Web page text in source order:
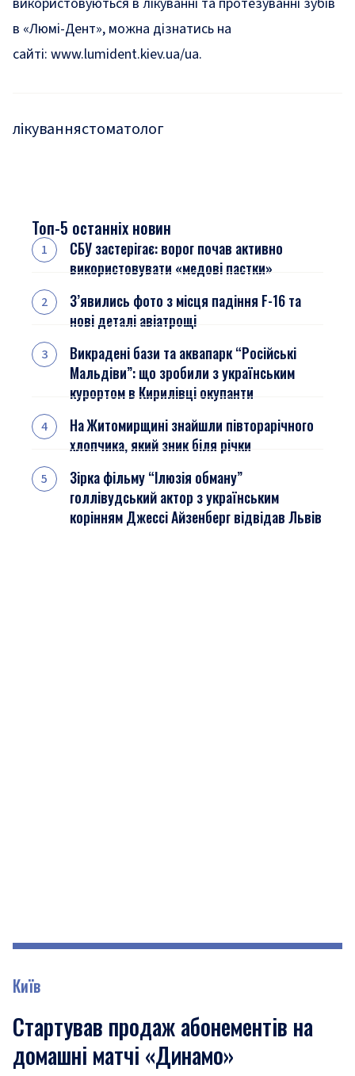
в «Люмі-Дент», можна дізнатись на
сайті: www.lumident.kiev.ua/ua.
лікуваннястоматолог
Топ-5 останніх новин
СБУ застерігає: ворог почав активно
використовувати «медові пастки»
З’явились фото з місця падіння F-16 та
нові деталі авіатрощі
Викрадені бази та аквапарк “Російські
Мальдіви”: що зробили з українським
курортом в Кирилівці окупанти
На Житомирщині знайшли півторарічного
хлопчика, який зник біля річки
Зірка фільму “Ілюзія обману”
голлівудський актор з українським
корінням Джессі Айзенберг відвідав Львів
Київ
Стартував продаж абонементів на
домашні матчі «Динамо»